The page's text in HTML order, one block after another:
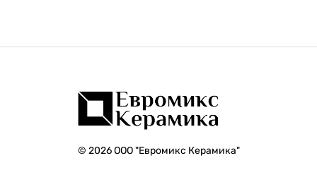
© 2026 ООО "Евромикс Керамика"